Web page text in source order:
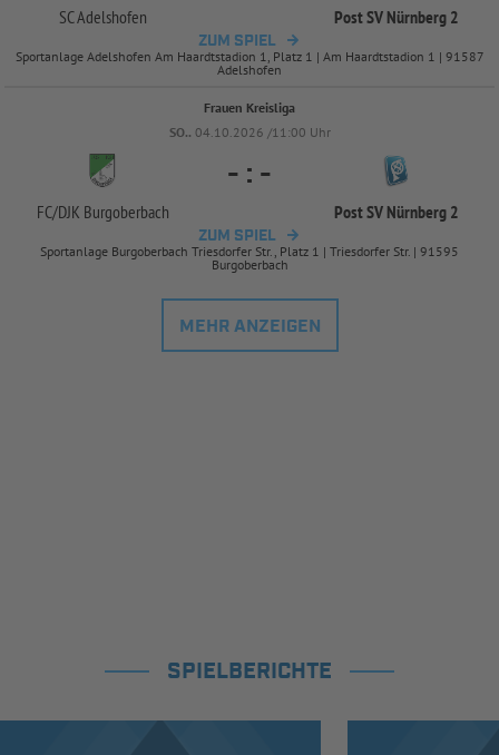
SC Adelshofen Post SV Nürnberg 2
ZUM SPIEL
Sportanlage Adelshofen Am Haardtstadion 1, Platz 1 | Am Haardtstadion 1 | 91587
Adelshofen
Frauen Kreisliga
SO.. 04.10.2026 /11:00 Uhr
FC/DJK Burgoberbach
- : -
Post SV Nürnberg 2
ZUM SPIEL
Sportanlage Burgoberbach Triesdorfer Str., Platz 1 | Triesdorfer Str. | 91595
Burgoberbach
MEHR ANZEIGEN
SPIELBERICHTE